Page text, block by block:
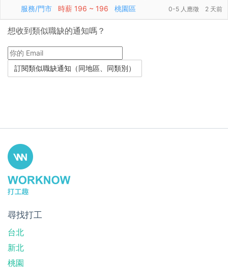
服務/門市
時薪 196 ~ 196 桃園區 0-5 人應徵 2 天前
想收到類似職缺的通知嗎？
尋找打工
台北
新北
桃園